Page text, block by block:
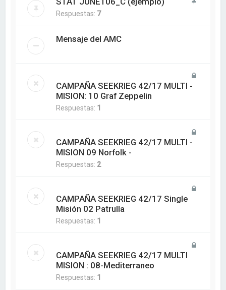
Respuestas: 7
Mensaje del AMC
CAMPAÑA SEEKRIEG 42/17 MULTI -
MISION: 10 Graf Zeppelin
Respuestas: 1
CAMPAÑA SEEKRIEG 42/17 MULTI -
MISION 09 Norfolk -
Respuestas: 2
CAMPAÑA SEEKRIEG 42/17 Single
Misión 02 Patrulla
Respuestas: 1
CAMPAÑA SEEKRIEG 42/17 MULTI
MISION : 08-Mediterraneo
Respuestas: 1